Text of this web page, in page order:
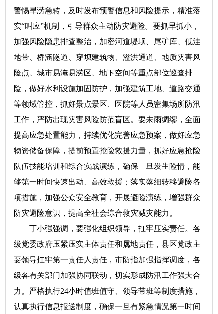
警惕旱涝急转，及时发布预警信息和风险提示，精准落
实“叫应”机制，引导群众主动防灾避险。要抓早抓小，
加强风险隐患排查整治，加密河道堤坝、尾矿库、低洼
地带、桥涵隧道、穿坝建筑物、溢洪通道、地质灾害风
险点、城市易淹易涝区、地下空间等重点部位巡查排
险，做好水利设施加固防护，加强建筑工地、道路交通
等领域管控，抓好景点景区、医院等人员密集场所防汛
工作，严防出现灾害风险防范盲区。要未雨绸缪，全面
提高应急处置能力，持续优化完善应急预案，做好应急
物资储备保障，提前预置抢险救援力量，抓好应急抢险
队伍技能培训和综合实战演练，确保一旦发生险情，能
够第一时间快速出动、高效救援；落实落细转移避险各
项措施，加强公众安全教育，开展避险演练，增强群众
防灾避险意识，提高全社会综合救灾减灾能力。
丁小强强调，要强化组织领导，扛牢压实责任。各
级党委政府压紧压实主体责任和属地责任，县区党政主
要领导扛牢第一责任人责任，市防指加强指挥调度，各
级各有关部门加强协同联动，切实形成防汛工作强大合
力。严格执行24小时值班值守、领导带班等制度措施，
认真执行信息报送制度，确保一旦有紧急情况第一时间